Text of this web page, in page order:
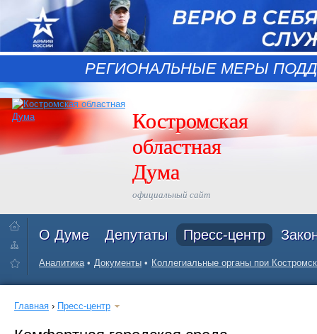
РЕГИОНАЛЬНЫЕ МЕРЫ
Костромская
областная
Дума
официальный сайт
О Думе Депутаты Пресс-центр
Аналитика Документы Коллегиальные органы при
Главная › Пресс-центр